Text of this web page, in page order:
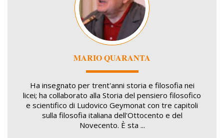
MARIO QUARANTA
Ha insegnato per trent'anni storia e filosofia nei
licei; ha collaborato alla Storia del pensiero filosofico
e scientifico di Ludovico Geymonat con tre capitoli
sulla filosofia italiana dell'Ottocento e del
Novecento. È sta ...